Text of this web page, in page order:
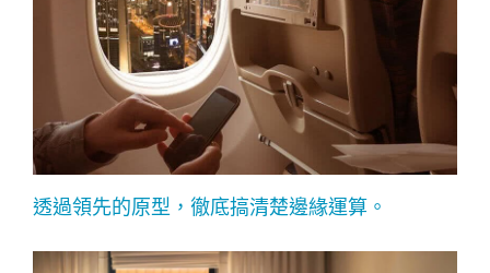
透過領先的原型，徹底搞清楚邊緣運算。